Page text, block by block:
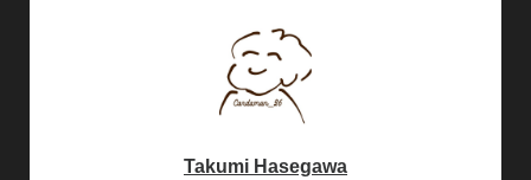
Takumi Hasegawa